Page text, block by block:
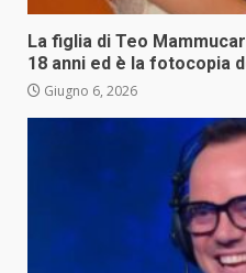
La figlia di Teo
18 anni ed è la fotocopia
Giugno 6, 2026